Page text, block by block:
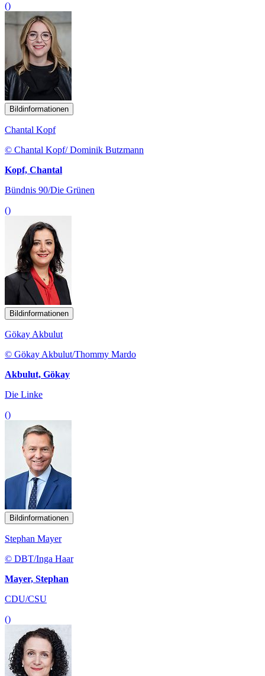
()
Bildinformationen
Chantal Kopf
© Chantal Kopf/ Dominik Butzmann
Kopf, Chantal
Bündnis 90/Die Grünen
()
Bildinformationen
Gökay Akbulut
© Gökay Akbulut/Thommy Mardo
Akbulut, Gökay
Die Linke
()
Bildinformationen
Stephan Mayer
© DBT/Inga Haar
Mayer, Stephan
CDU/CSU
()